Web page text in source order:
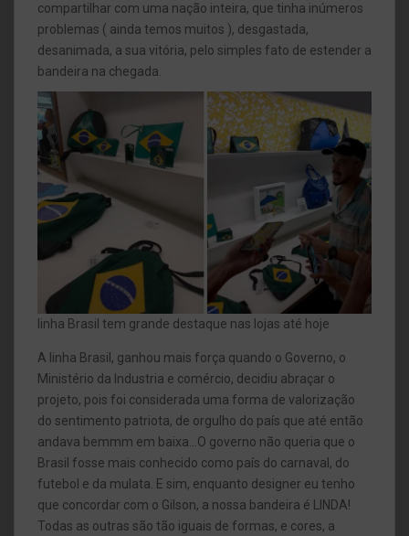
compartilhar com uma nação inteira, que tinha inúmeros
problemas ( ainda temos muitos ), desgastada,
desanimada, a sua vitória, pelo simples fato de estender a
bandeira na chegada.
linha Brasil tem grande destaque nas lojas até hoje
A linha Brasil, ganhou mais força quando o Governo, o
Ministério da Industria e comércio, decidiu abraçar o
projeto, pois foi considerada uma forma de valorização
do sentimento patriota, de orgulho do país que até então
andava bemmm em baixa…O governo não queria que o
Brasil fosse mais conhecido como país do carnaval, do
futebol e da mulata. E sim, enquanto designer eu tenho
que concordar com o Gilson, a nossa bandeira é LINDA!
Todas as outras são tão iguais de formas, e cores, a